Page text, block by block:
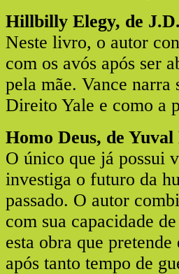
Hillbilly Elegy, de
Neste livro, o autor
com os avós após ser
pela mãe. Vance
Direito Yale e como a
Homo Deus, de
O único que já possui
investiga o futuro da
passado. O autor
com sua capacidade
esta obra que
após tanto tempo de